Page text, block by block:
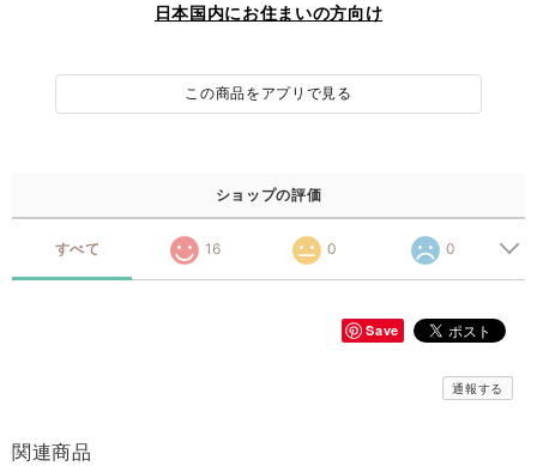
日本国内にお住まいの方向け
この商品をアプリで見る
ショップの評価
すべて 16 0 0
Save
通報する
関連商品